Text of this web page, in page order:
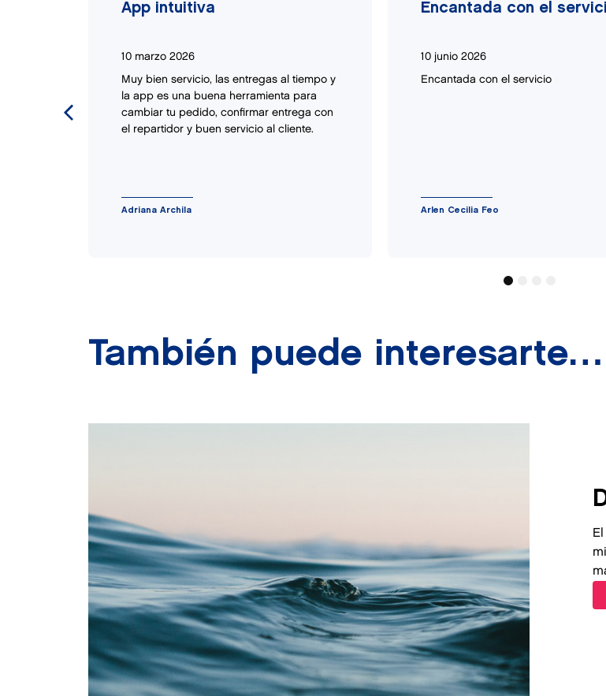
App intuitiva
10 marzo 2026
Muy bien servicio, las entregas al tiempo y
la app es una buena herramienta para
cambiar tu pedido, confirmar entrega con
el repartidor y buen servicio al cliente.
Adriana Archila
Encantada con el
10 junio 2026
Encantada con el servicio
Arlen Cecilia Feo
4
También puede interesarte…